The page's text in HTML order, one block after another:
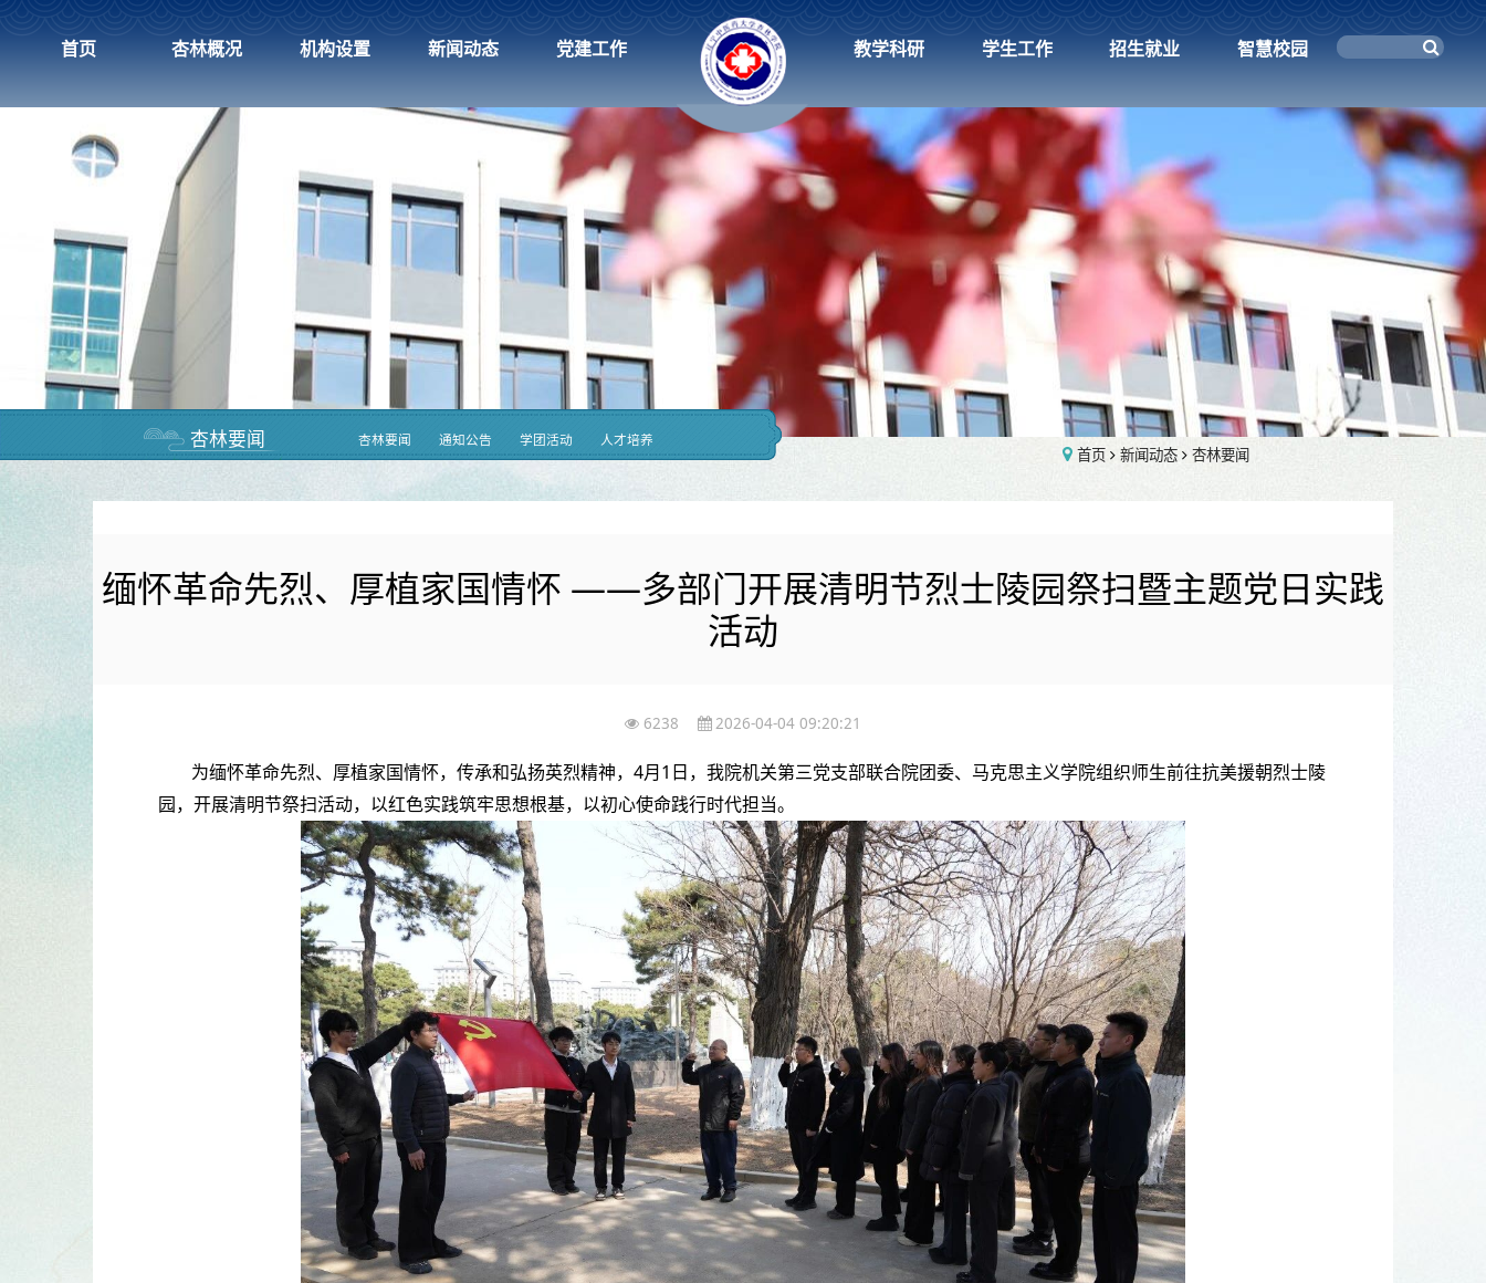
首页 杏林概况 机构设置 新闻动态 党建工作 教学科研 学生工作 招生就业 智慧校园
杏林要闻 杏林要闻 通知公告 学团活动 人才培养
首页 新闻动态 杏林要闻
缅怀革命先烈、厚植家国情怀 ——多部门开展清明节烈士陵园祭扫暨主题党日实践
活动
6238 2026-04-04 09:20:21
为缅怀革命先烈、厚植家国情怀，传承和弘扬英烈精神，4月1日，我院机关第三党支部联合院团委、马克思主义学院组织师生前往抗美援朝烈士陵
园，开展清明节祭扫活动，以红色实践筑牢思想根基，以初心使命践行时代担当。